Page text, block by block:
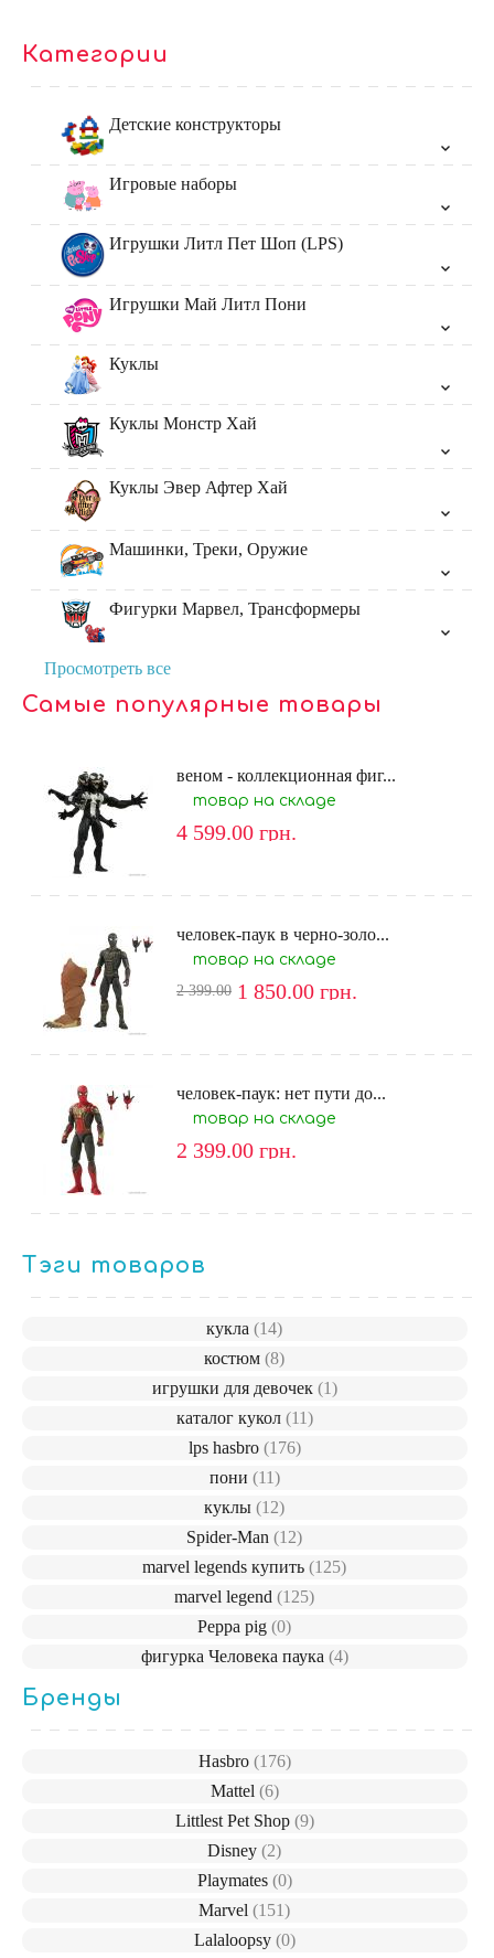
Категории
Детские конструкторы
Игровые наборы
Игрушки Литл Пет Шоп (LPS)
Игрушки Май Литл Пони
Куклы
Куклы Монстр Хай
Куклы Эвер Афтер Хай
Машинки, Треки, Оружие
Фигурки Марвел, Трансформеры
Просмотреть все
Самые популярные товары
веном - коллекционная фиг...
товар на складе
4 599.00 грн.
человек-паук в черно-золо...
товар на складе
2 399.00 1 850.00 грн.
человек-паук: нет пути до...
товар на складе
2 399.00 грн.
Тэги товаров
кукла(14)
костюм(8)
игрушки для девочек (1)
каталог кукол (11)
lps hasbro (176)
пони (11)
куклы(12)
Spider-Man(12)
marvel legends купить(125)
marvel legend(125)
Peppa pig(0)
фигурка Человека паука (4)
Бренды
Hasbro (176)
Mattel (6)
Littlest Pet Shop (9)
Disney(2)
Playmates (0)
Marvel(151)
Lalaloopsy (0)